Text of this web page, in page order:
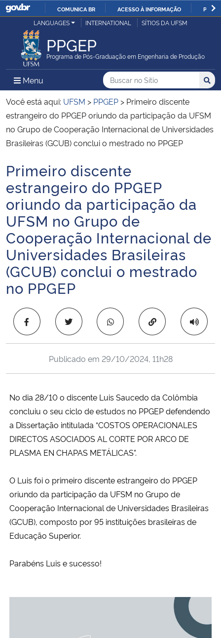
IR
COMUNICA BR ACESSO À INFORMAÇÃO
Ministério da Justiça e Segurança Pública
Ministério da Defesa
Ministério das Relações Exteriores
Ministério da Economia
Ministério da Agricultura, Pecuária e Abastecimento
Ministério da Educação
Ministério da Cidadania
Ministério da Saúde
Ministério de Minas e Energia
Ministério da Ciência, Tecnologia, Inovações e Comunicações
Ministério do Meio Ambiente
Ministério do Turismo
Controladoria-Geral da União
Ministério da Mulher, da Família e dos Direitos Humanos
Secretaria de Governo
Gabinete de Segurança Institucional
Advocacia-Geral da União
Planalto
LANGUAGES INTERNATIONAL SÍTIOS DA UFSM
PPGEP
Programa de Pós-Graduação em Engenharia de Produção
Menu Menu Principal do Sítio
Busca
Buscar no no Sítio
Busca:
Você está aqui: UFSM > PPGEP > Primeiro discente
estrangeiro do PPGEP oriundo da participação da UFSM
no Grupo de Cooperação Internacional de Universidades
Brasileiras (GCUB) conclui o mestrado no PPGEP
Início do conteúdo
Primeiro discente
estrangeiro do PPGEP
oriundo da participação da
UFSM no Grupo de
Cooperação Internacional de
Universidades Brasileiras
(GCUB) conclui o mestrado
no PPGEP
Copiar para área
Publicado em 29/10/2024, 11h28
No dia 28/10 o discente Luis Saucedo da Colômbia
concluiu o seu ciclo de estudos no PPGEP defendendo
a Dissertação intitulada “COSTOS OPERACIONALES
DIRECTOS ASOCIADOS AL CORTE POR ARCO DE
PLASMA EN CHAPAS METÁLICAS”.
O Luis foi o primeiro discente estrangeiro do PPGEP
oriundo da participação da UFSM no Grupo de
Cooperação Internacional de Universidades Brasileiras
(GCUB), composto por 95 instituições brasileiras de
Educação Superior.
Parabéns Luis e sucesso!